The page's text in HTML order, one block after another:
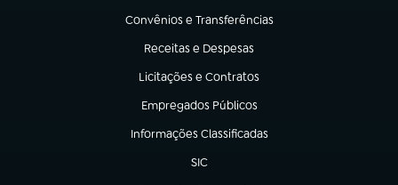
Convênios e Transferências
(abre em nova aba)
Receitas e Despesas
(abre em nova aba)
Licitações e Contratos
(abre em nova aba)
Empregados Públicos
(abre em nova aba)
Informações Classificadas
(abre em nova aba)
SIC
(abre em nova aba)